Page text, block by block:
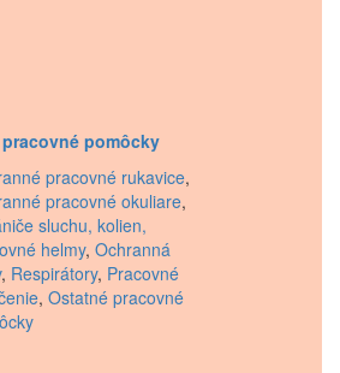
pomôcky
pracovné rukavice,
pracovné okuliare,
sluchu, kolien,
helmy, Ochranná
, Respirátory, Pracovné
, Ostatné pracovné